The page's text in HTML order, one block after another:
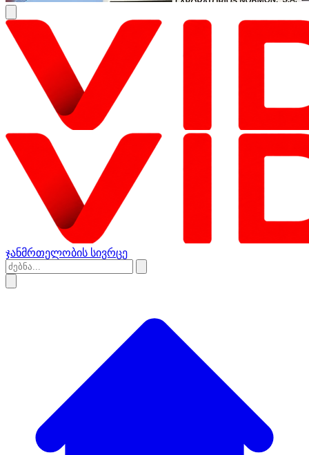
ჯანმრთელობის სივრცე